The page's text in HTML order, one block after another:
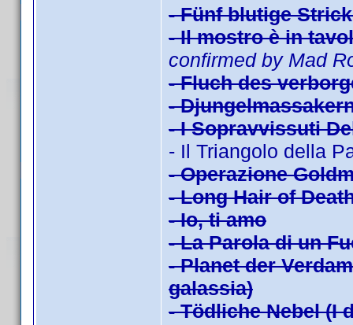
- Fünf blutige
- Il mostro è in
confirmed by Mad
- Fluch des
-
- I Sopravvissuti
- Il Triangolo della
- Operazione
- Long Hair of
- Io, ti amo
- La Parola di un
- Planet der
galassia)
- Tödliche Nebel (I